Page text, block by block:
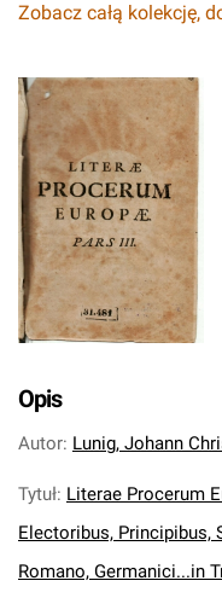
Zobacz całą kolekcję,
Opis
Autor: Lunig, Johann
Tytuł: Literae Procerum
Electoribus, Principibus,
Romano, Germanici...in